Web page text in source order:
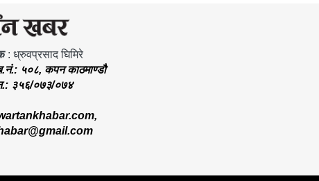
: ध्रुवप्रसाद घिमिरे
५०८, कपन काठमाण्डौ
३५६/०७३/०७४
,